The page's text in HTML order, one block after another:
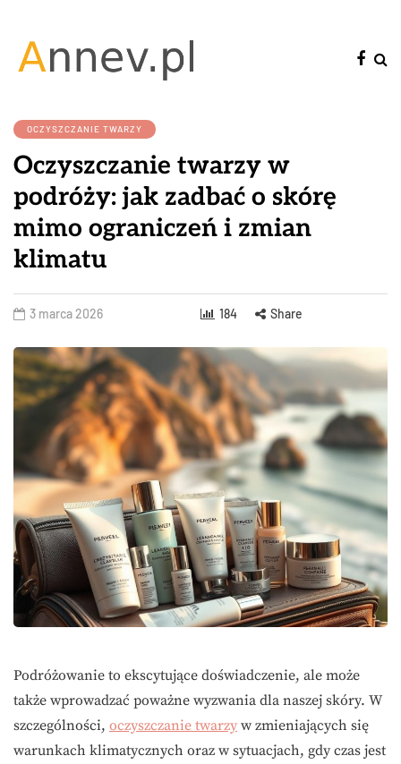
OCZYSZCZANIE TWARZY
Oczyszczanie twarzy w
podróży: jak zadbać o skórę
mimo ograniczeń i zmian
klimatu
3 marca 2026 184 Share
Podróżowanie to ekscytujące doświadczenie, ale może
także wprowadzać poważne wyzwania dla naszej skóry. W
szczególności, oczyszczanie twarzy w zmieniających się
warunkach klimatycznych oraz w sytuacjach, gdy czas jest